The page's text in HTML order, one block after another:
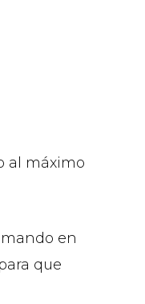
al máximo
en
que